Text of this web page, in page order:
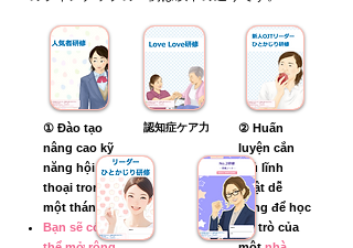
① Đào tạo
nâng cao kỹ
năng hội
thoại trong
một tháng
Bạn sẽ có
② Huấn
luyện cắn
thủ lĩnh
Thật dễ
dàng để học
vai trò của
認知症ケア力